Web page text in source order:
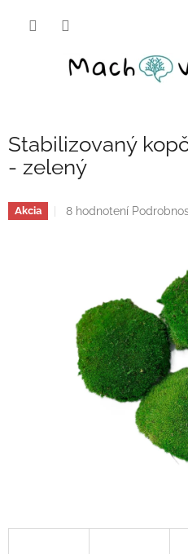
Stabilizovaný
- zelený
Akcia
Priemerné
hviezdičiek.
8 hodnotení